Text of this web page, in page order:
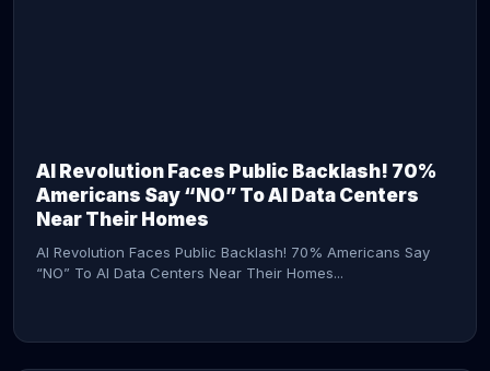
AI Revolution Faces Public Backlash! 70%
Americans Say “NO” To AI Data Centers
Near Their Homes
AI Revolution Faces Public Backlash! 70% Americans Say
“NO” To AI Data Centers Near Their Homes...